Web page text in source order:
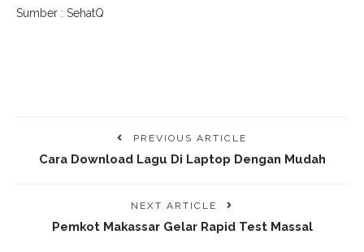
Sumber : SehatQ
PREVIOUS ARTICLE
Cara Download Lagu Di Laptop Dengan Mudah
NEXT ARTICLE
Pemkot Makassar Gelar Rapid Test Massal